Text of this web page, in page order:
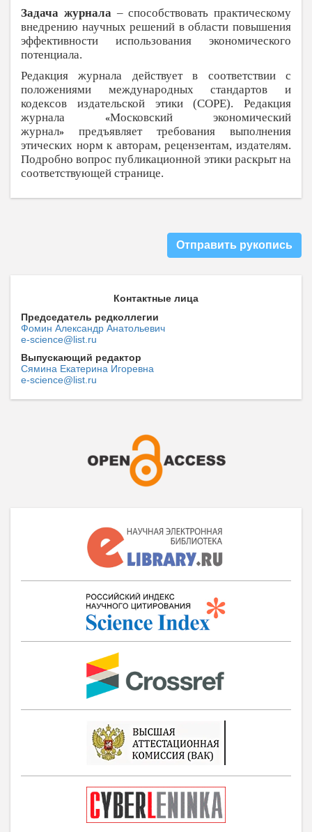
Задача журнала– способствовать практическому
внедрению научных решений в области повышения
эффективности использования экономического
потенциала.
Редакция журнала действует в соответствии с
положениями международных стандартов и
кодексов издательской этики (COPE). Редакция
журнала
«Московский экономический
журнал»
предъявляет требования выполнения
этических норм к авторам, рецензентам, издателям.
Подробно вопрос публикационной этики раскрыт на
соответствующей странице.
Отправить рукопись
Контактные лица
Председатель редколлегии
Фомин Александр Анатольевич
e-science@list.ru
Выпускающий редактор
Сямина Екатерина Игоревна
e-science@list.ru